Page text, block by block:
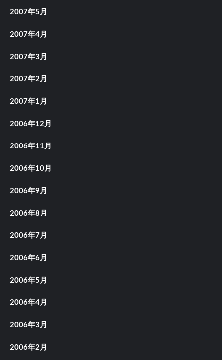
2007年5月
2007年4月
2007年3月
2007年2月
2007年1月
2006年12月
2006年11月
2006年10月
2006年9月
2006年8月
2006年7月
2006年6月
2006年5月
2006年4月
2006年3月
2006年2月